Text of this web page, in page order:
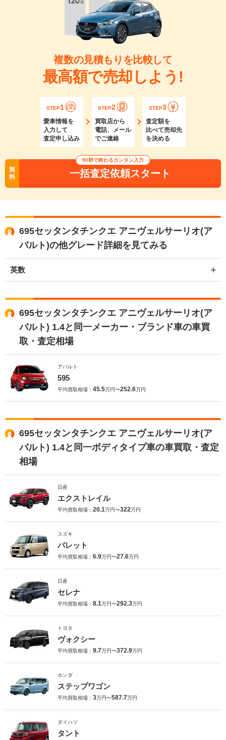
複数の見積もりを比較して
最高額で売却しよう!
STEP1
愛車情報を
入力して
査定申し込み
STEP2
買取店から
電話、メール
でご連絡
STEP3
査定額を
比べて売却先
を決める
無
料
90秒で終わるカンタン入力
一括査定依頼スタート
695セッタンタチンクエ アニヴェルサーリオ(ア
バルト)の他グレード詳細を見てみる
英数
695セッタンタチンクエ アニヴェルサーリオ(ア
バルト) 1.4と同一メーカー・ブランド車の車買
取・査定相場
アバルト
595
平均買取相場： 45.5万円〜252.6万円
695セッタンタチンクエ アニヴェルサーリオ(ア
バルト) 1.4と同一ボディタイプ車の車買取・査定
相場
日産
エクストレイル
平均買取相場： 20.1万円〜322万円
スズキ
パレット
平均買取相場： 6.9万円〜27.6万円
日産
セレナ
平均買取相場： 8.1万円〜292.3万円
トヨタ
ヴォクシー
平均買取相場： 9.7万円〜372.9万円
ホンダ
ステップワゴン
平均買取相場： 3万円〜587.7万円
ダイハツ
タント